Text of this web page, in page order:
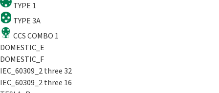
TYPE 1
TYPE 3A
CCS COMBO 1
DOMESTIC_E
DOMESTIC_F
IEC_60309_2 three 32
IEC_60309_2 three 16